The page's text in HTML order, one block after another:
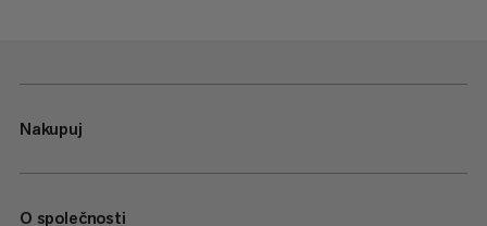
Nakupuj
O společnosti